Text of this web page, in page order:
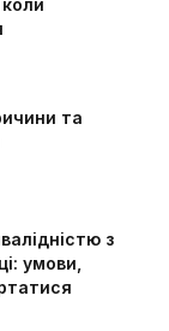
та
з
умови,